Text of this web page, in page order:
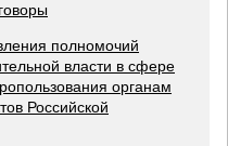
полномочий
власти в сфере
органам
Российской